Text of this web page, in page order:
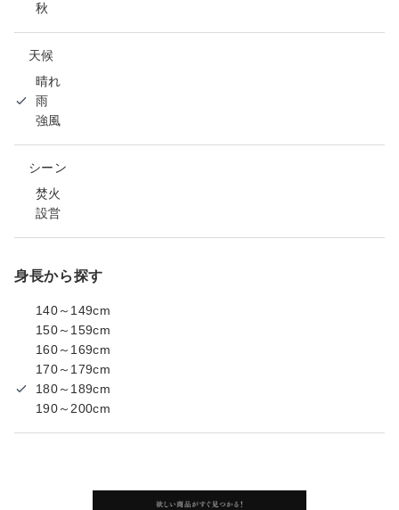
秋
天候
晴れ
雨
強風
シーン
焚火
設営
身長から探す
140～149cm
150～159cm
160～169cm
170～179cm
180～189cm
190～200cm